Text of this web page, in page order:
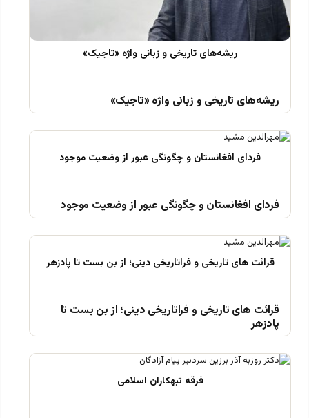
ریشه‌های تاریخی و زبانی واژه «تاجیک»
فردای افغانستان و چگونگی عبور از وضعیت موجود
قرائت های تاریخی و فراتاریخی دینی؛ از بن بست تا
پادزهر